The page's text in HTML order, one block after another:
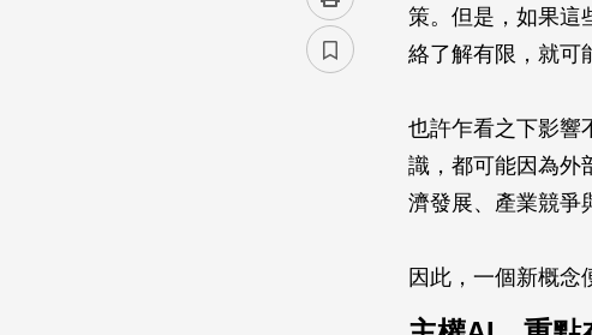
策。但是，如果這
絡了解有限，就可
也許乍看之下影響
識，都可能因為外
濟發展、產業競爭
因此，一個新概